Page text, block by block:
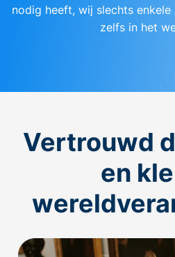
nodig heeft, wij slechts
zelfs in het
Vertrouwd
en